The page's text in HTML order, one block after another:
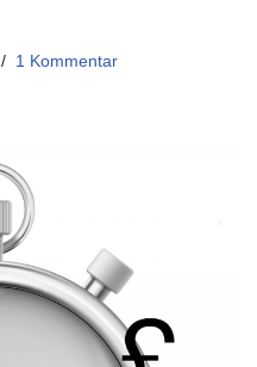
1 Kommentar